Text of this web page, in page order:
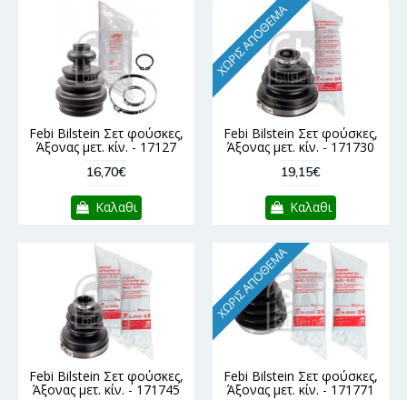
Febi Bilstein Σετ φούσκες,
Άξονας μετ. κίν. - 17127
16,70€
Καλαθι
ΧΩΡΊΣ ΑΠΌΘΕΜΑ
Febi Bilstein Σετ φούσκες,
Άξονας μετ. κίν. - 171730
19,15€
Καλαθι
Febi Bilstein Σετ φούσκες,
Άξονας μετ. κίν. - 171745
ΧΩΡΊΣ ΑΠΌΘΕΜΑ
Febi Bilstein Σετ φούσκες,
Άξονας μετ. κίν. - 171771